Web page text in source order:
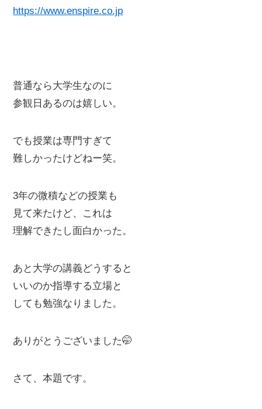
https://www.enspire.co.jp
普通なら大学生なのに
参観日あるのは嬉しい。
でも授業は専門すぎて
難しかったけどねー笑。
3年の微積などの授業も
見て来たけど、これは
理解できたし面白かった。
あと大学の講義どうすると
いいのか指導する立場と
しても勉強なりました。
ありがとうございました🤭
さて、本題です。